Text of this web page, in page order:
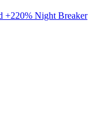
+220% Night Breaker